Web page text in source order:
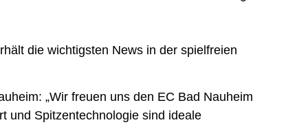
die wichtigsten News in der spielfreien
„Wir freuen uns den EC Bad Nauheim
und Spitzentechnologie sind ideale